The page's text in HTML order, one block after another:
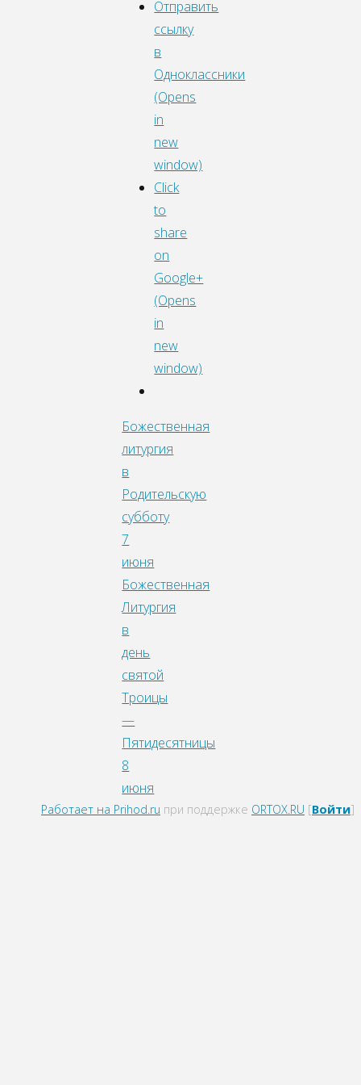
Отправить
ссылку
в
Одноклассники
(Opens
in
new
window)
Click
to
share
on
Google+
(Opens
in
new
window)
Божественная
литургия
в
Родительскую
субботу
7
июня
Божественная
Литургия
в
день
святой
Троицы
—
Пятидесятницы
8
июня
Работает на Prihod.ru при поддержке ORTOX.RU [Войти]